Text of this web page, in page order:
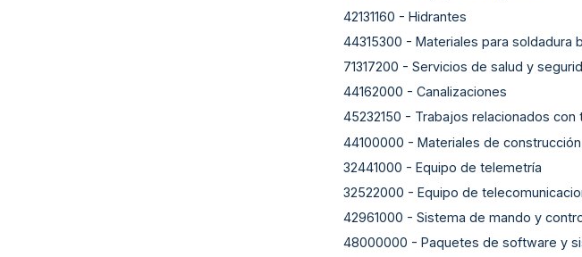
42131160 - Hidrantes
44315300 - Materiales para soldadura
71317200 - Servicios de salud y
44162000 - Canalizaciones
45232150 - Trabajos relacionados con
44100000 - Materiales de
32441000 - Equipo de telemetría
32522000 - Equipo de
42961000 - Sistema de mando y
48000000 - Paquetes de software y